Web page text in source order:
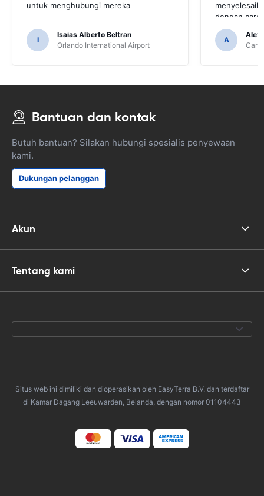
untuk menghubungi mereka
I
Isaias Alberto Beltran
Orlando International Airport
dengan cara
A
Alex
Bantuan dan kontak
Butuh bantuan? Silakan hubungi spesialis penyewaan
kami.
Dukungan pelanggan
Akun
Tentang kami
Situs web ini dimiliki dan dioperasikan oleh EasyTerra B.V. dan terdaftar
di Kamar Dagang Leeuwarden, Belanda, dengan nomor 01104443